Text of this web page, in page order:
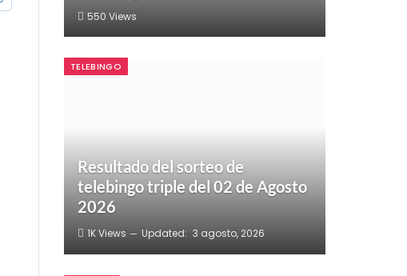
550 Views
TELEBINGO
Resultado del sorteo de
telebingo triple del 02 de Agosto
2026
1KViews Updated: 3 agosto, 2026